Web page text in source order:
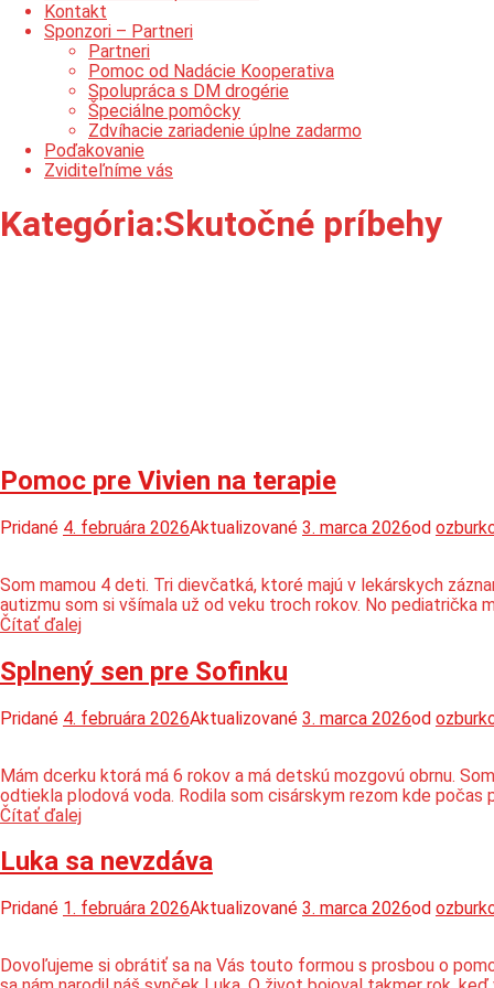
Kontakt
Sponzori – Partneri
Partneri
Pomoc od Nadácie Kooperativa
Spolupráca s DM drogérie
Špeciálne pomôcky
Zdvíhacie zariadenie úplne zadarmo
Poďakovanie
Zviditeľníme vás
Kategória:Skutočné príbehy
Pomoc pre Vivien na terapie
Pridané 4. februára 2026Aktualizované 3. marca 2026od
Som mamou 4 deti. Tri dievčatká, ktoré majú v lekárskych
autizmu som si všímala už od veku troch rokov. No pediatrička
Čítať ďalejPomoc
Vivien
na
Splnený sen pre Sofinku
Pridané 4. februára 2026Aktualizované 3. marca 2026od
Mám dcerku ktorá má 6 rokov a má detskú mozgovú obrnu.
odtiekla plodová voda. Rodila som cisárskym rezom kde počas
Čítať ďalejSplnený
pre
Sofinku
Luka sa nevzdáva
Pridané 1. februára 2026Aktualizované 3. marca 2026od
Dovoľujeme si obrátiť sa na Vás touto formou s prosbou o